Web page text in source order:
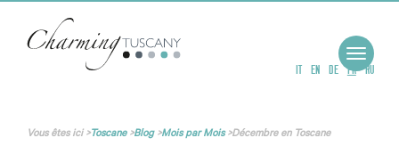
IT EN DE FR RU
Toggle
Vous êtes ici>Toscane>Blog>Mois par Mois>Décembre en Toscane